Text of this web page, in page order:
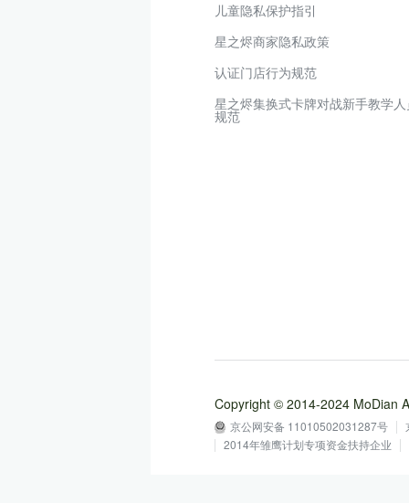
儿童隐私保护指引
星之烬商家隐私政策
认证门店行为规范
星之烬集换式卡牌对战新手教学
规范
Copyright © 2014-2024 MoDian
京公网安备 11010502031287号
2014年雏鹰计划专项资金扶持企业